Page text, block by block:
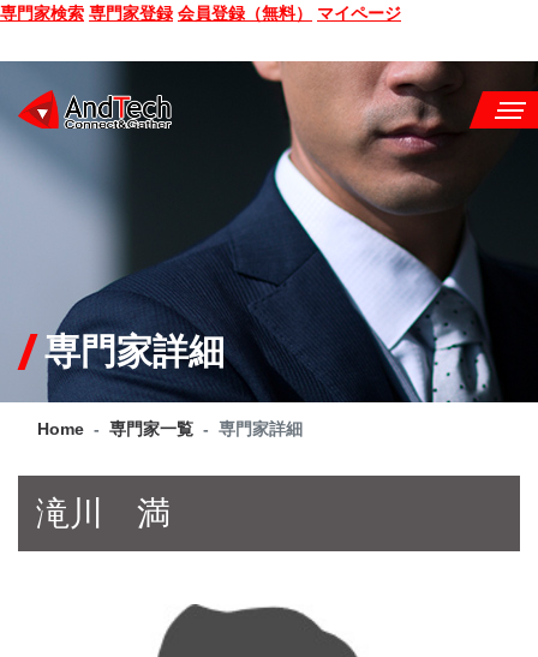
専門家検索 専門家登録 会員登録（無料） マイページ
CONSULTING
SERVICE
COMPANY
Q&A
専門家詳細
Home 専門家一覧 専門家詳細
滝川 満